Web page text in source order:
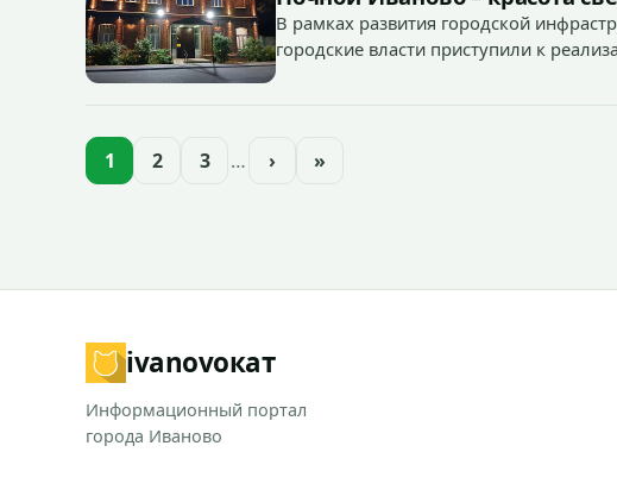
В рамках развития городской
городские власти приступили к
1 2 3 … › »
ivanovoкат
Информационный портал
города Иваново